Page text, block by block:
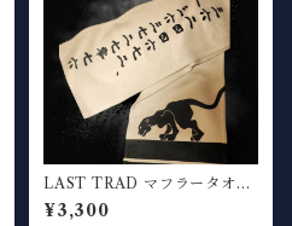
LAST TRAD マフラータオル
セット
¥3,300